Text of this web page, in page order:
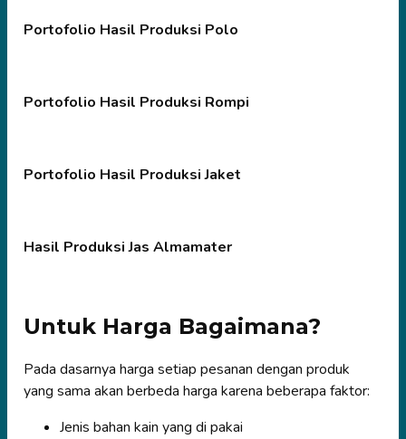
Portofolio Hasil Produksi Polo
Portofolio Hasil Produksi Rompi
Portofolio Hasil Produksi Jaket
Hasil Produksi Jas Almamater
Untuk Harga Bagaimana?
Pada dasarnya harga setiap pesanan dengan produk
yang sama akan berbeda harga karena beberapa faktor:
Jenis bahan kain yang di pakai